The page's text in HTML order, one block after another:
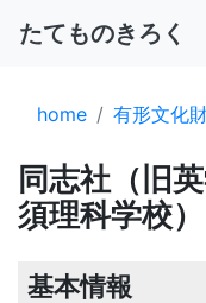
たてものきろく
home 有形文化
同志社（旧
須理科学校
基本情報